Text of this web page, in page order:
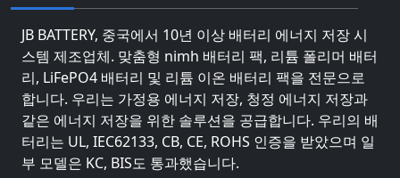
JB BATTERY, 중국에서 10년 이상 배터리 에너지 저장 시
스템 제조업체. 맞춤형 nimh 배터리 팩, 리튬 폴리머 배터
리, LiFePO4 배터리 및 리튬 이온 배터리 팩을 전문으로
합니다. 우리는 가정용 에너지 저장, 청정 에너지 저장과
같은 에너지 저장을 위한 솔루션을 공급합니다. 우리의 배
터리는 UL, IEC62133, CB, CE, ROHS 인증을 받았으며 일
부 모델은 KC, BIS도 통과했습니다.